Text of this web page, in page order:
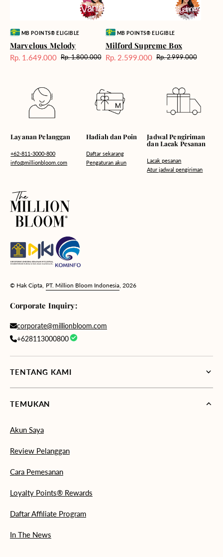
Vendor:MB POINTS® ELIGIBLE
Marvelous Melody
Harga
Rp. 1.649.000 Harga
Rp. 1.800.000
Vendor:MB POINTS® ELIGIBLE
Milford Supreme Box
Harga
Rp. 2.599.000 Harga
Rp. 2.999.000
Layanan Pelanggan
+62-811-3000-800
info@millionbloom.com
Hadiah dan Poin
Daftar sekarang
Pengaturan akun
Jadwal Pengiriman
dan Lacak Pesanan
Lacak pesanan
Atur jadwal pengiriman
© Hak Cipta, PT. Million Bloom Indonesia , 2026
Corporate Inquiry:
corporate@millionbloom.com
+628113000800
TENTANG KAMI
TEMUKAN
Akun Saya
Review Pelanggan
Cara Pemesanan
Loyalty Points® Rewards
Daftar Affiliate Program
In The News